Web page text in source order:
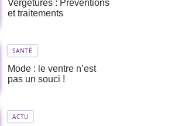
Vergetures : Préventions
et traitements
SANTÉ
Mode : le ventre n’est
pas un souci !
ACTU